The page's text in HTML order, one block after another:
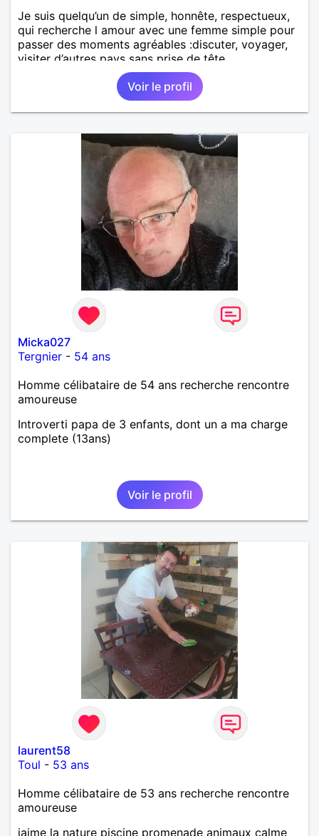
Je suis quelqu’un de simple, honnête, respectueux,
qui recherche l amour avec une femme simple pour
passer des moments agréables :discuter, voyager,
visiter d’autres pays sans prise de tête.
Voir le profil
Micka027
Tergnier - 54 ans
Homme célibataire de 54 ans recherche rencontre
amoureuse
Introverti papa de 3 enfants, dont un a ma charge
complete (13ans)
Voir le profil
laurent58
Toul - 53 ans
Homme célibataire de 53 ans recherche rencontre
amoureuse
jaime la nature piscine promenade animaux calme